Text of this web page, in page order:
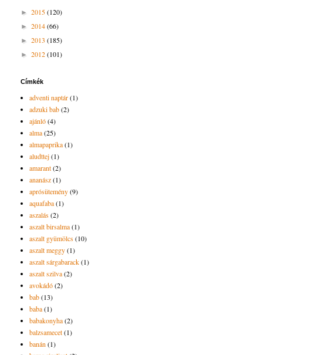
► 2015(120)
► 2014(66)
► 2013 (185)
► 2012(101)
Címkék
adventi naptár(1)
adzuki bab(2)
ajánló(4)
alma(25)
almapaprika(1)
aludttej(1)
amarant(2)
ananász(1)
aprósütemény(9)
aquafaba(1)
aszalás(2)
aszalt birsalma(1)
aszalt gyümölcs(10)
aszalt meggy(1)
aszalt sárgabarack(1)
aszalt szilva(2)
avokádó(2)
bab(13)
baba(1)
babakonyha(2)
balzsamecet(1)
banán(1)